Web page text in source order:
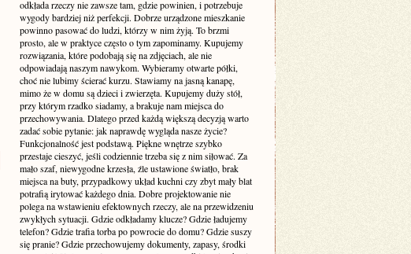
odkłada rzeczy nie zawsze tam, gdzie powinien, i potrzebuje
wygody bardziej niż perfekcji. Dobrze urządzone mieszkanie
powinno pasować do ludzi, którzy w nim żyją. To brzmi
prosto, ale w praktyce często o tym zapominamy. Kupujemy
rozwiązania, które podobają się na zdjęciach, ale nie
odpowiadają naszym nawykom. Wybieramy otwarte półki,
choć nie lubimy ścierać kurzu. Stawiamy na jasną kanapę,
mimo że w domu są dzieci i zwierzęta. Kupujemy duży stół,
przy którym rzadko siadamy, a brakuje nam miejsca do
przechowywania. Dlatego przed każdą większą decyzją warto
zadać sobie pytanie: jak naprawdę wygląda nasze życie?
Funkcjonalność jest podstawą. Piękne wnętrze szybko
przestaje cieszyć, jeśli codziennie trzeba się z nim siłować. Za
mało szaf, niewygodne krzesła, źle ustawione światło, brak
miejsca na buty, przypadkowy układ kuchni czy zbyt mały blat
potrafią irytować każdego dnia. Dobre projektowanie nie
polega na wstawieniu efektownych rzeczy, ale na przewidzeniu
zwykłych sytuacji. Gdzie odkładamy klucze? Gdzie ładujemy
telefon? Gdzie trafia torba po powrocie do domu? Gdzie suszy
się pranie? Gdzie przechowujemy dokumenty, zapasy, środki